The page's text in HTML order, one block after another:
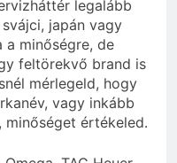
legalább
japán vagy
a minőségre, de
feltörekvő brand is
mérlegeld, hogy
vagy inkább
értékeled.